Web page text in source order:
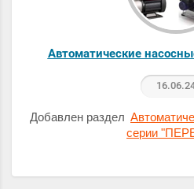
Автоматические
Добавлен раздел
серии